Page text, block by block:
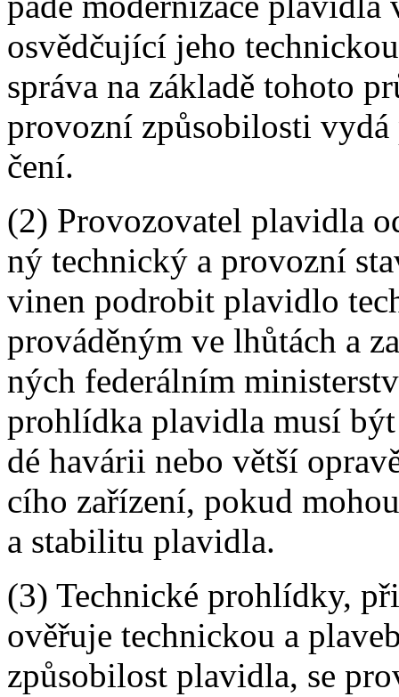
osvědčující jeho
správa na základě tohoto
provozní způsobilosti
čení.
(2) Provozovatel plavidla
ný technický a provozní
vinen podrobit plavidlo
prováděným ve lhůtách a
ných federálním
prohlídka plavidla musí
dé havárii nebo větší
cího zařízení, pokud
a stabilitu plavidla.
(3) Technické prohlídky,
ověřuje technickou a
způsobilost plavidla, se